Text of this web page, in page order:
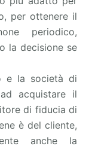
per ottenere il
periodico,
la decisione se
e la società di
acquistare il
di fiducia di
è del cliente,
anche la